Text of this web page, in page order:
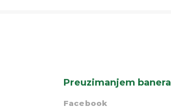
Preuzimanjem banera
Facebook